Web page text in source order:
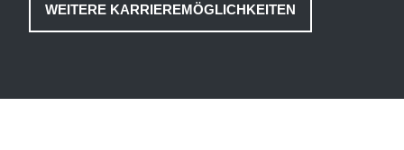
WEITERE KARRIEREMÖGLICHKEITEN